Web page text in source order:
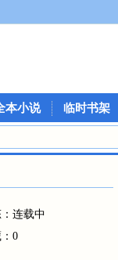
本小说 临时书架
连载中
0